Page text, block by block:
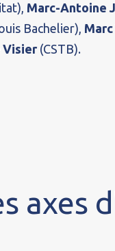
Marc-Antoine
Bachelier),
Visier (CSTB).
axes